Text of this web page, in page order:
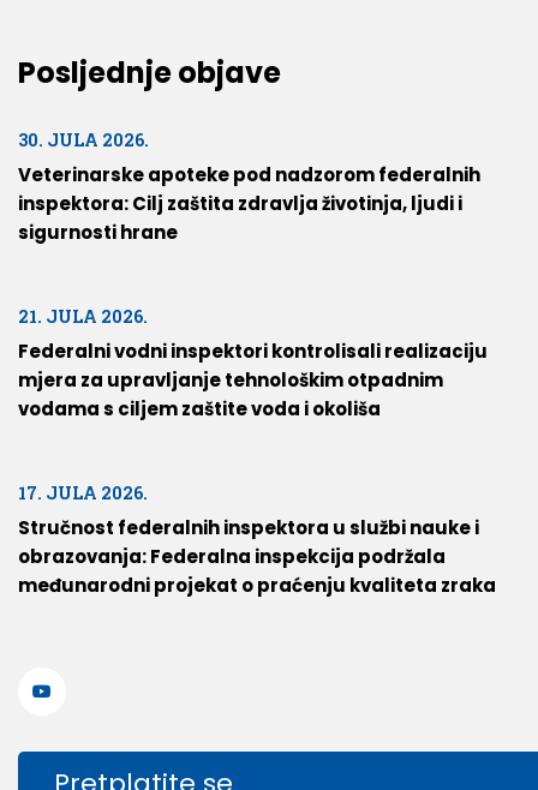
Posljednje objave
30. JULA 2026.
Veterinarske apoteke pod nadzorom federalnih
inspektora: Cilj zaštita zdravlja životinja, ljudi i
sigurnosti hrane
21. JULA 2026.
Federalni vodni inspektori kontrolisali realizaciju
mjera za upravljanje tehnološkim otpadnim
vodama s ciljem zaštite voda i okoliša
17. JULA 2026.
Stručnost federalnih inspektora u službi nauke i
obrazovanja: Federalna inspekcija podržala
međunarodni projekat o praćenju kvaliteta zraka